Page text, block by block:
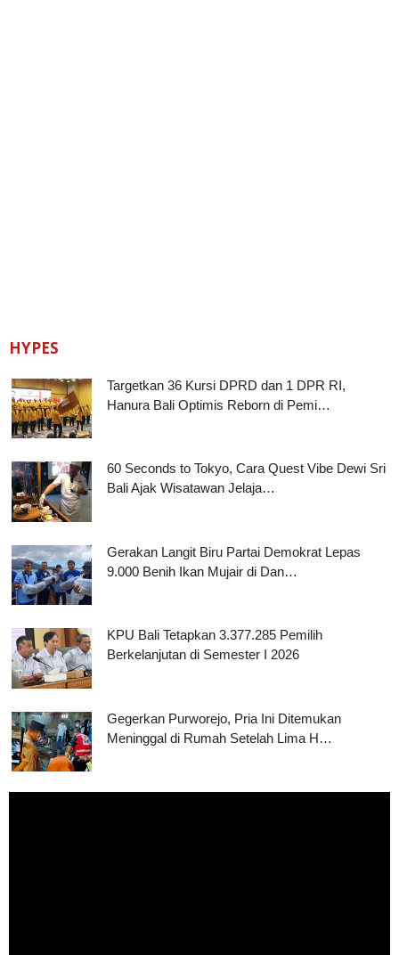
HYPES
Targetkan 36 Kursi DPRD dan 1 DPR RI,
Hanura Bali Optimis Reborn di Pemi…
60 Seconds to Tokyo, Cara Quest Vibe Dewi Sri
Bali Ajak Wisatawan Jelaja…
Gerakan Langit Biru Partai Demokrat Lepas
9.000 Benih Ikan Mujair di Dan…
KPU Bali Tetapkan 3.377.285 Pemilih
Berkelanjutan di Semester I 2026
Gegerkan Purworejo, Pria Ini Ditemukan
Meninggal di Rumah Setelah Lima H…